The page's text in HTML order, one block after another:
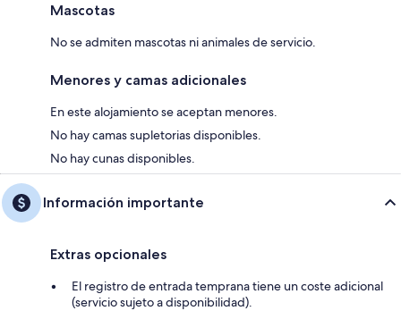
Mascotas
No se admiten mascotas ni animales de servicio.
Menores y camas adicionales
En este alojamiento se aceptan menores.
No hay camas supletorias disponibles.
No hay cunas disponibles.
Información importante
Extras opcionales
El registro de entrada temprana tiene un coste adicional
(servicio sujeto a disponibilidad).